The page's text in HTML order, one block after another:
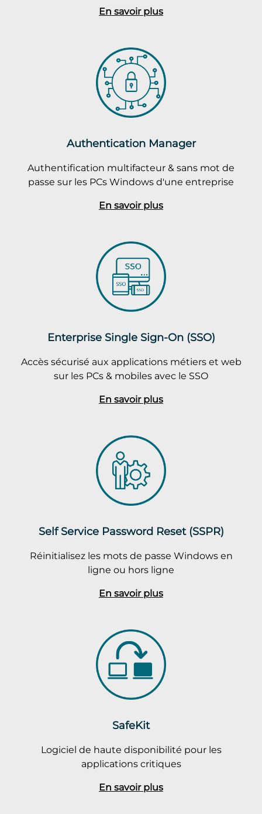
En savoir plus
Authentication Manager
Authentification multifacteur & sans mot de
passe sur les PCs Windows d'une entreprise
En savoir plus
Enterprise Single Sign-On (SSO)
Accès sécurisé aux applications métiers et web
sur les PCs & mobiles avec le SSO
En savoir plus
Self Service Password Reset (SSPR)
Réinitialisez les mots de passe Windows en
ligne ou hors ligne
En savoir plus
SafeKit
Logiciel de haute disponibilité pour les
applications critiques
En savoir plus